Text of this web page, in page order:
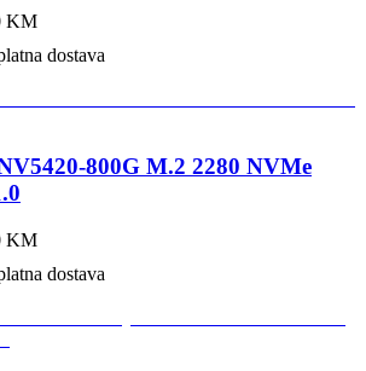
KM
dostava
800G M.2 2280 NVMe
KM
dostava